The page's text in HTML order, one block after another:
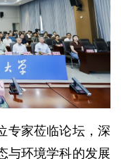
专家莅临论坛，深
与环境学科的发展